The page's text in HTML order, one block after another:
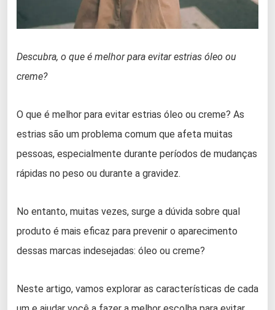
Descubra, o que é melhor para evitar estrias óleo ou
creme?
O que é melhor para evitar estrias óleo ou creme? As
estrias são um problema comum que afeta muitas
pessoas, especialmente durante períodos de mudanças
rápidas no peso ou durante a gravidez.
No entanto, muitas vezes, surge a dúvida sobre qual
produto é mais eficaz para prevenir o aparecimento
dessas marcas indesejadas: óleo ou creme?
Neste artigo, vamos explorar as características de cada